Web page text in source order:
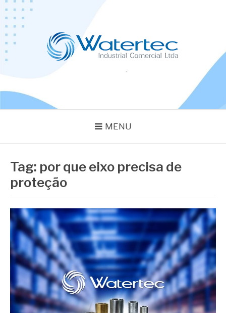
Pular
para
conteúdo
MENU
Tag: por que eixo precisa de
proteção